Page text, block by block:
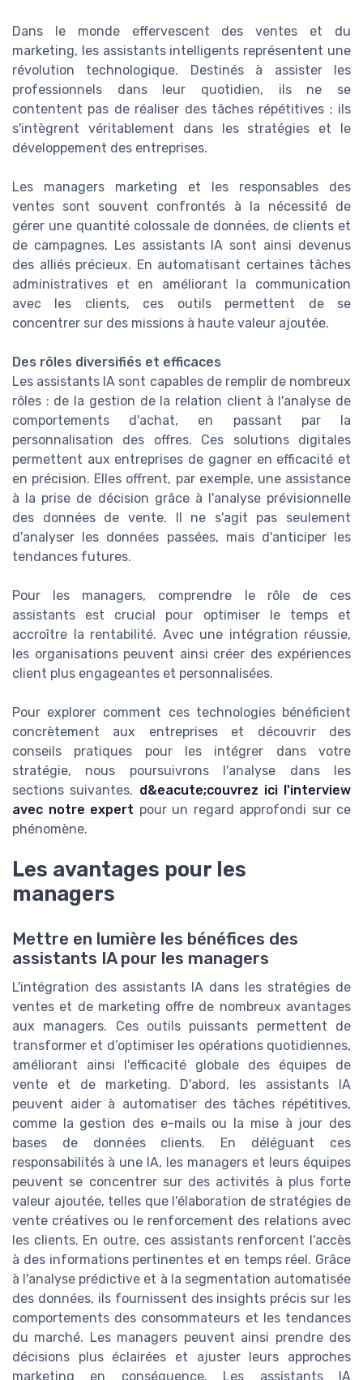
Dans le monde effervescent des ventes et du
marketing, les assistants intelligents représentent une
révolution technologique. Destinés à assister les
professionnels dans leur quotidien, ils ne se
contentent pas de réaliser des tâches répétitives ; ils
s'intègrent véritablement dans les stratégies et le
développement des entreprises.
Les managers marketing et les responsables des
ventes sont souvent confrontés à la nécessité de
gérer une quantité colossale de données, de clients et
de campagnes. Les assistants IA sont ainsi devenus
des alliés précieux. En automatisant certaines tâches
administratives et en améliorant la communication
avec les clients, ces outils permettent de se
concentrer sur des missions à haute valeur ajoutée.
Des rôles diversifiés et efficaces
Les assistants IA sont capables de remplir de nombreux
rôles : de la gestion de la relation client à l'analyse de
comportements d'achat, en passant par la
personnalisation des offres. Ces solutions digitales
permettent aux entreprises de gagner en efficacité et
en précision. Elles offrent, par exemple, une assistance
à la prise de décision grâce à l'analyse prévisionnelle
des données de vente. Il ne s'agit pas seulement
d'analyser les données passées, mais d'anticiper les
tendances futures.
Pour les managers, comprendre le rôle de ces
assistants est crucial pour optimiser le temps et
accroître la rentabilité. Avec une intégration réussie,
les organisations peuvent ainsi créer des expériences
client plus engageantes et personnalisées.
Pour explorer comment ces technologies bénéficient
concrètement aux entreprises et découvrir des
conseils pratiques pour les intégrer dans votre
stratégie, nous poursuivrons l'analyse dans les
sections suivantes. d&eacute;couvrez ici l'interview
avec notre expert pour un regard approfondi sur ce
phénomène.
Les avantages pour les
managers
Mettre en lumière les bénéfices des
assistants IA pour les managers
L'intégration des assistants IA dans les stratégies de
ventes et de marketing offre de nombreux avantages
aux managers. Ces outils puissants permettent de
transformer et d’optimiser les opérations quotidiennes,
améliorant ainsi l'efficacité globale des équipes de
vente et de marketing. D'abord, les assistants IA
peuvent aider à automatiser des tâches répétitives,
comme la gestion des e-mails ou la mise à jour des
bases de données clients. En déléguant ces
responsabilités à une IA, les managers et leurs équipes
peuvent se concentrer sur des activités à plus forte
valeur ajoutée, telles que l'élaboration de stratégies de
vente créatives ou le renforcement des relations avec
les clients. En outre, ces assistants renforcent l'accès
à des informations pertinentes et en temps réel. Grâce
à l'analyse prédictive et à la segmentation automatisée
des données, ils fournissent des insights précis sur les
comportements des consommateurs et les tendances
du marché. Les managers peuvent ainsi prendre des
décisions plus éclairées et ajuster leurs approches
marketing en conséquence. Les assistants IA